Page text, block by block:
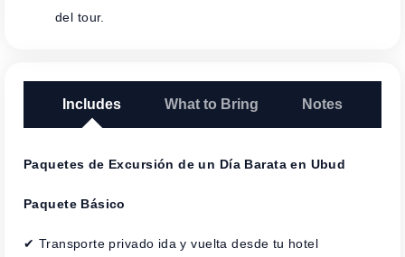
del tour.
Includes What to Bring Notes
Paquetes de Excursión de un Día Barata en Ubud
Paquete Básico
✔ Transporte privado ida y vuelta desde tu hotel